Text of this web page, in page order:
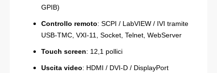
GPIB)
Controllo remoto: SCPI / LabVIEW / IVI tramite
USB-TMC, VXI-11, Socket, Telnet, WebServer
Touch screen: 12,1 pollici
Uscita video: HDMI / DVI-D / DisplayPort